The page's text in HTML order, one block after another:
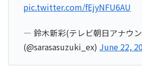
pic.twitter.com/fEjyNFU6AU
— 鈴木新彩(テレビ朝日アナウ
(@sarasasuzuki_ex) June 22,